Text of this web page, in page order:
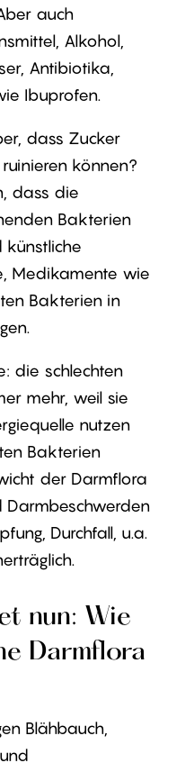
auch
Alkohol,
Antibiotika,
Ibuprofen.
dass Zucker
können?
dass die
Bakterien
künstliche
Medikamente wie
Bakterien in
die schlechten
mehr, weil sie
nutzen
Bakterien
der Darmflora
Durchfall, u.a.
nun: Wie
Darmflora
Blähbauch,